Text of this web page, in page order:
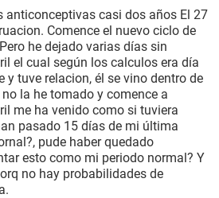
anticonceptivas casi dos años El 27
Comence el nuevo ciclo de
he dejado varias días sin
el cual según los calculos era día
y tuve relacion, él se vino dentro de
la he tomado y comence a
me ha venido como si tuviera
pasado 15 días de mi última
pude haber quedado
esto como mi periodo normal? Y
no hay probabilidades de